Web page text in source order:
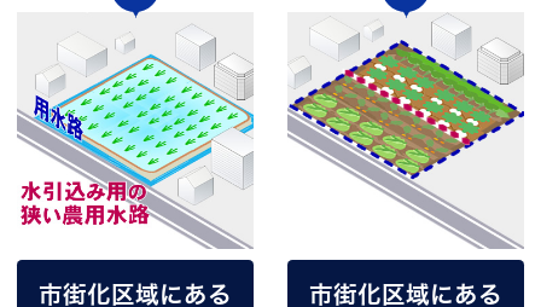
市街化区域にある
市街化区域にある